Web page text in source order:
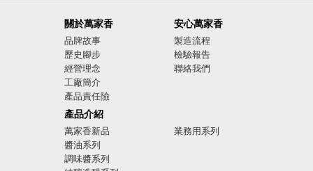
關於萬家香
品牌故事
歷史腳步
經營理念
工廠簡介
產品責任險
廣告影音
產品介紹
萬家香新品
醬油系列
調味醬系列
業務用系列
安心萬家香
製造流程
檢驗報告
聯絡我們